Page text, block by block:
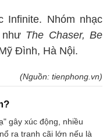
Infinite. Nhóm nhạc
The Chaser, Be
Đình, Hà Nội.
(Nguồn: tienphong.vn)
gây xúc động, nhiều
ra tranh cãi lớn nếu là